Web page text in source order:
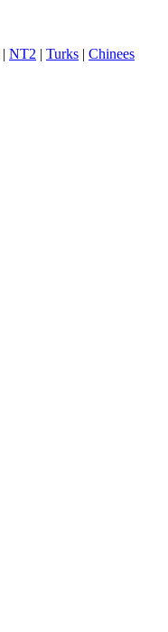
| NT2 | Turks | Chinees